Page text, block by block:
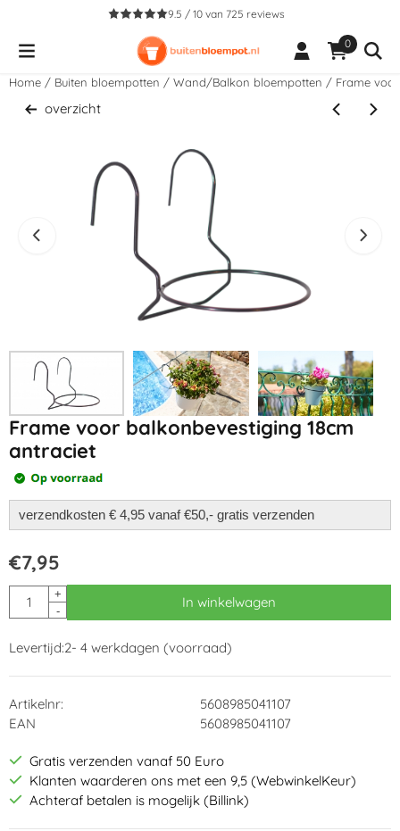
Cookievoorkeuren zijn beschikbaar. Kies instellingen of sta alle
9.5 / 10 van 725 reviews
0
Home / Buiten bloempotten / Wand/Balkon bloempotten / Frame
overzicht
Frame voor balkonbevestiging 18cm
antraciet
verzendkosten € 4,95 vanaf €50,- gratis verzenden
€7,95
Aantal
+
-
In winkelwagen
Levertijd:2- 4 werkdagen (voorraad)
Artikelnr:
5608985041107
EAN
5608985041107
Gratis verzenden vanaf 50 Euro
Klanten waarderen ons met een 9,5 (WebwinkelKeur)
Achteraf betalen is mogelijk (Billink)